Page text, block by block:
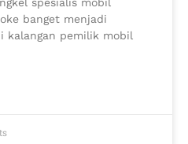
spesialis mobil
banget menjadi
kalangan pemilik mobil